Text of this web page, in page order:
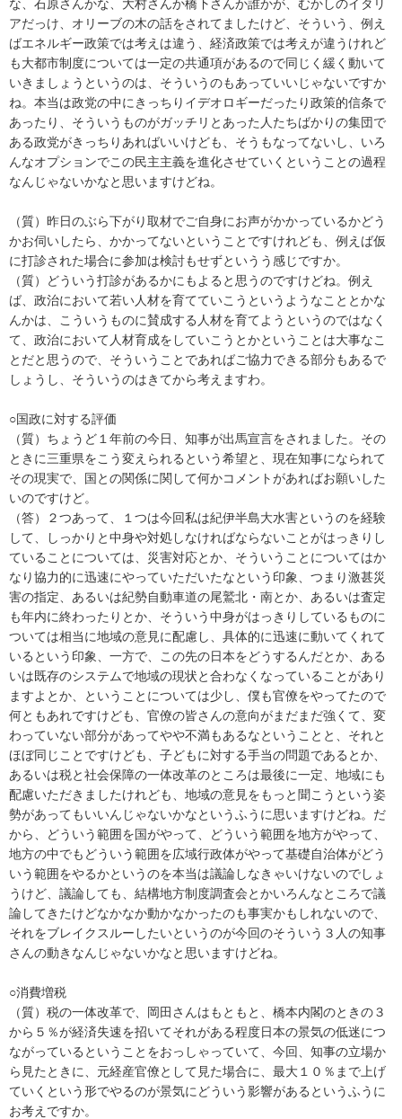
な、石原さんかな、大村さんか橋下さんか誰かが、むかしのイタリ
アだっけ、オリーブの木の話をされてましたけど、そういう、例え
ばエネルギー政策では考えは違う、経済政策では考えが違うけれど
も大都市制度については一定の共通項があるので同じく緩く動いて
いきましょうというのは、そういうのもあっていいじゃないですか
ね。本当は政党の中にきっちりイデオロギーだったり政策的信条で
あったり、そういうものがガッチリとあった人たちばかりの集団で
ある政党がきっちりあればいいけども、そうもなってないし、いろ
んなオプションでこの民主主義を進化させていくということの過程
なんじゃないかなと思いますけどね。
（質）昨日のぶら下がり取材でご自身にお声がかかっているかどう
かお伺いしたら、かかってないということですけれども、例えば仮
に打診された場合に参加は検討もせずというう感じですか。
（質）どういう打診があるかにもよると思うのですけどね。例え
ば、政治において若い人材を育てていこうというようなこととかな
んかは、こういうものに賛成する人材を育てようというのではなく
て、政治において人材育成をしていこうとかということは大事なこ
とだと思うので、そういうことであればご協力できる部分もあるで
しょうし、そういうのはきてから考えますわ。
○国政に対する評価
（質）ちょうど１年前の今日、知事が出馬宣言をされました。その
ときに三重県をこう変えられるという希望と、現在知事になられて
その現実で、国との関係に関して何かコメントがあればお願いした
いのですけど。
（答）２つあって、１つは今回私は紀伊半島大水害というのを経験
して、しっかりと中身や対処しなければならないことがはっきりし
ていることについては、災害対応とか、そういうことについてはか
なり協力的に迅速にやっていただいたなという印象、つまり激甚災
害の指定、あるいは紀勢自動車道の尾鷲北・南とか、あるいは査定
も年内に終わったりとか、そういう中身がはっきりしているものに
ついては相当に地域の意見に配慮し、具体的に迅速に動いてくれて
いるという印象、一方で、この先の日本をどうするんだとか、ある
いは既存のシステムで地域の現状と合わなくなっていることがあり
ますよとか、ということについては少し、僕も官僚をやってたので
何ともあれですけども、官僚の皆さんの意向がまだまだ強くて、変
わっていない部分があってやや不満もあるなということと、それと
ほぼ同じことですけども、子どもに対する手当の問題であるとか、
あるいは税と社会保障の一体改革のところは最後に一定、地域にも
配慮いただきましたけれども、地域の意見をもっと聞こうという姿
勢があってもいいんじゃないかなというふうに思いますけどね。だ
から、どういう範囲を国がやって、どういう範囲を地方がやって、
地方の中でもどういう範囲を広域行政体がやって基礎自治体がどう
いう範囲をやるかというのを本当は議論しなきゃいけないのでしょ
うけど、議論しても、結構地方制度調査会とかいろんなところで議
論してきたけどなかなか動かなかったのも事実かもしれないので、
それをブレイクスルーしたいというのが今回のそういう３人の知事
さんの動きなんじゃないかなと思いますけどね。
○消費増税
（質）税の一体改革で、岡田さんはもともと、橋本内閣のときの３
から５％が経済失速を招いてそれがある程度日本の景気の低迷につ
ながっているということをおっしゃっていて、今回、知事の立場か
ら見たときに、元経産官僚として見た場合に、最大１０％まで上げ
ていくという形でやるのが景気にどういう影響があるというふうに
お考えですか。